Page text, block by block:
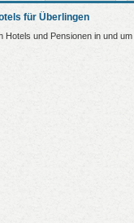
für Überlingen
und Pensionen in und um